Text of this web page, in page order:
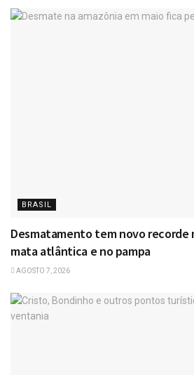
BRASIL
Desmatamento tem novo recorde
mata atlântica e no pampa
AGOSTO 7, 2026